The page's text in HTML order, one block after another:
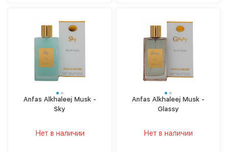
Anfas Alkhaleej Musk -
Sky
Нет в наличии
Anfas Alkhaleej Musk -
Glassy
Нет в наличии